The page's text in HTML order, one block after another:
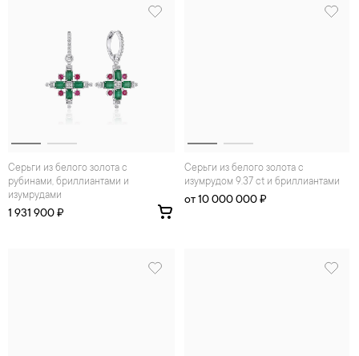
Серьги из белого золота с
рубинами, бриллиантами и
изумрудами
1 931 900 ₽
Серьги из белого золота с
изумрудом 9.37 ct и бриллиантами
от 10 000 000 ₽